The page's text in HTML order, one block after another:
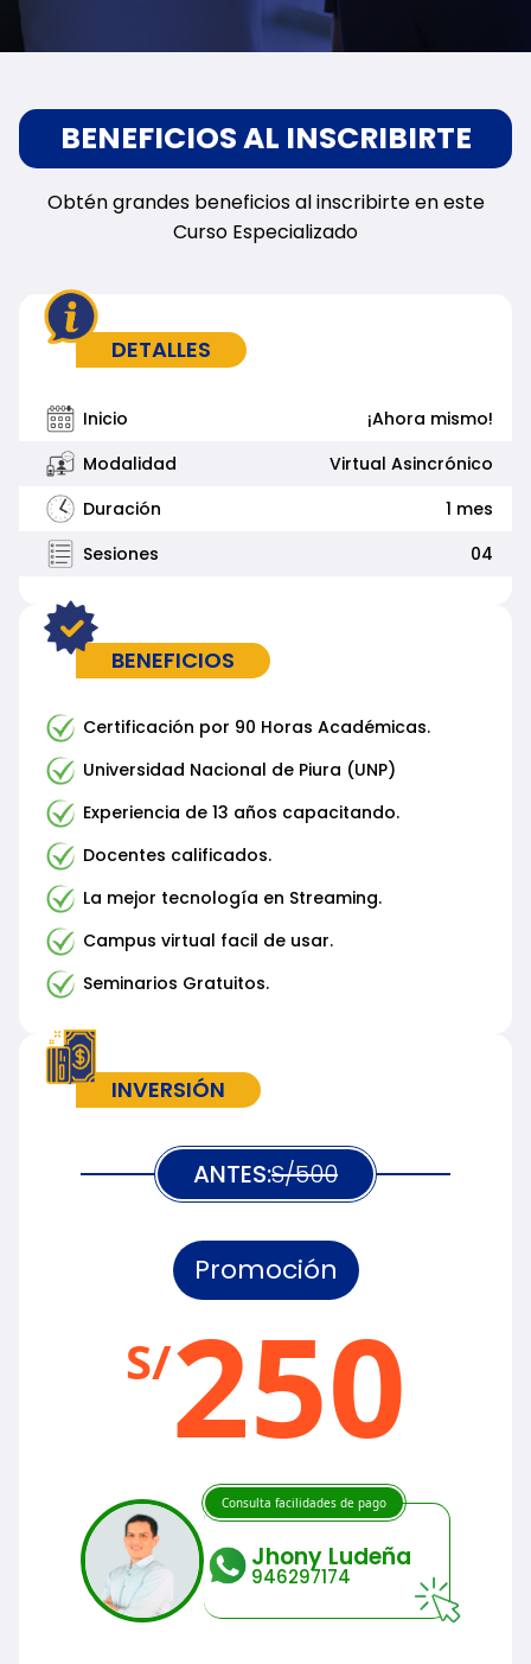
BENEFICIOS AL INSCRIBIRTE
Obtén grandes beneficios al inscribirte en este
Curso Especializado
DETALLES
Inicio
¡Ahora mismo!
Modalidad
Virtual Asincrónico
Duración
1 mes
Sesiones
04
BENEFICIOS
Certificación por 90 Horas Académicas.
Universidad Nacional de Piura (UNP)
Experiencia de 13 años capacitando.
Docentes calificados.
La mejor tecnología en Streaming.
Campus virtual facil de usar.
Seminarios Gratuitos.
INVERSIÓN
ANTES:S/500
Promoción
S/250
Jhony Ludeña
946297174
Consulta facilidades de pago